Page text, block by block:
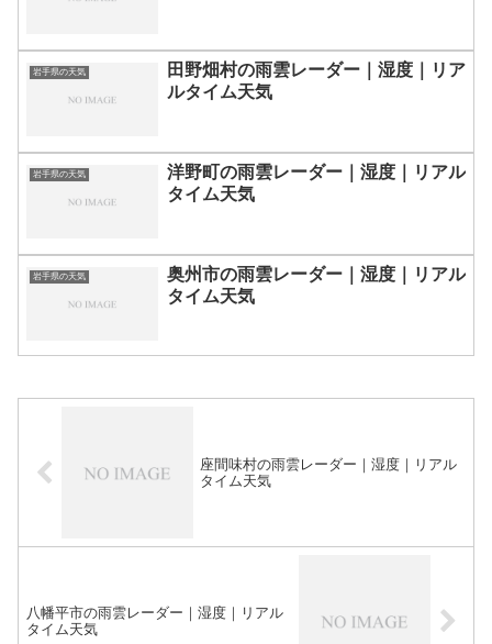
岩手県の天気
田野畑村の雨雲レーダー｜湿度｜リア
ルタイム天気
岩手県の天気
洋野町の雨雲レーダー｜湿度｜リアル
タイム天気
岩手県の天気
奥州市の雨雲レーダー｜湿度｜リアル
タイム天気
座間味村の雨雲レーダー｜湿度｜リアル
タイム天気
八幡平市の雨雲レーダー｜湿度｜リアル
タイム天気